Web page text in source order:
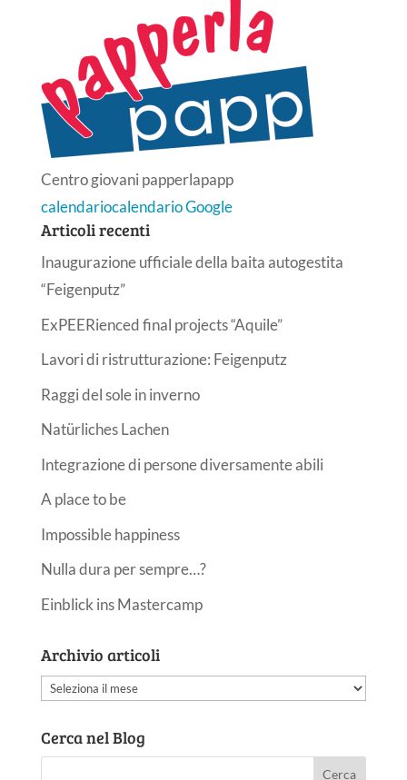
Centro giovani papperlapapp
calendariocalendario Google
Articoli recenti
Inaugurazione ufficiale della baita autogestita
“Feigenputz”
ExPEERienced final projects “Aquile”
Lavori di ristrutturazione: Feigenputz
Raggi del sole in inverno
Natürliches Lachen
Integrazione di persone diversamente abili
A place to be
Impossible happiness
Nulla dura per sempre…?
Einblick ins Mastercamp
Archivio articoli
Archivio
Cerca nel Blog